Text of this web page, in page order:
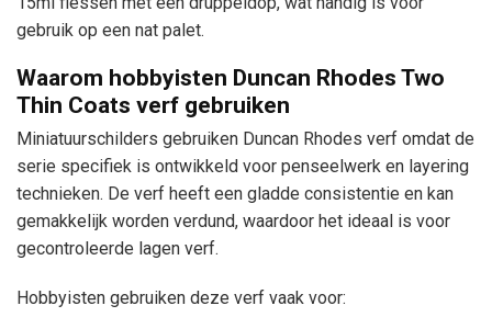
gebruik op een nat palet.
Waarom hobbyisten Duncan Rhodes Two
Thin Coats verf gebruiken
Miniatuurschilders gebruiken Duncan Rhodes verf omdat de
serie specifiek is ontwikkeld voor penseelwerk en layering
technieken. De verf heeft een gladde consistentie en kan
gemakkelijk worden verdund, waardoor het ideaal is voor
gecontroleerde lagen verf.
Hobbyisten gebruiken deze verf vaak voor: